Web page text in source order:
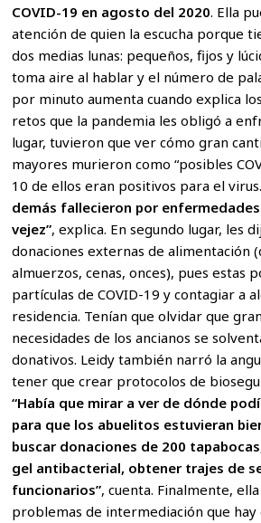
COVID-19 en agosto del 2020. Ella
atención de quien la escucha porque
dos medias lunas: pequeños, fijos y
toma aire al hablar y el número de
por minuto aumenta cuando explica
retos que la pandemia les obligó a
lugar, tuvieron que ver cómo gran
mayores murieron como “posibles
10 de ellos eran positivos para el
demás fallecieron por
vejez”, explica. En segundo lugar, les
donaciones externas de alimentación
almuerzos, cenas, onces), pues estas
partículas de COVID-19 y contagiar a
residencia. Tenían que olvidar que
necesidades de los ancianos se
donativos. Leidy también narró la
tener que crear protocolos de
“Había que mirar a ver de dónde
para que los abuelitos estuvieran
buscar donaciones de 200
gel antibacterial, obtener trajes de
funcionarios”, cuenta. Finalmente,
problemas de intermediación que